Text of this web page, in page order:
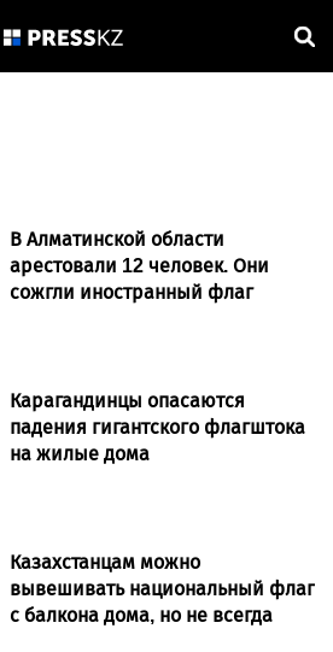
В Алматинской области
арестовали 12 человек. Они
сожгли иностранный флаг
Карагандинцы опасаются
падения гигантского флагштока
на жилые дома
Казахстанцам можно
вывешивать национальный флаг
с балкона дома, но не всегда